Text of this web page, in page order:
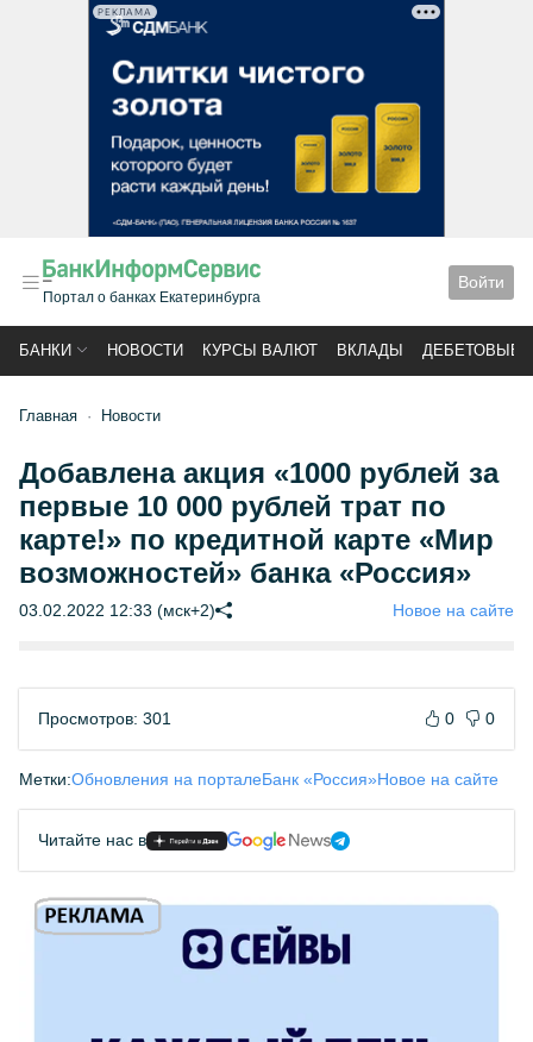
РЕКЛАМА
Портал о банках Екатеринбурга
Войти
БАНКИ НОВОСТИ КУРСЫ ВАЛЮТ ВКЛАДЫ ДЕБЕТОВЫЕ
Главная Новости
Добавлена акция «1000 рублей за
первые 10 000 рублей трат по
карте!» по кредитной карте «Мир
возможностей» банка «Россия»
03.02.2022 12:33 (мск+2) Новое на сайте
Просмотров: 301 0 0
Метки:Обновления на порталеБанк «Россия»Новое на сайте
Читайте нас в